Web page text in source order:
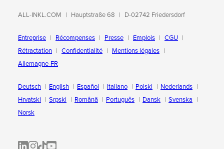
ALL-INKL.COM Hauptstraße 68 D-02742 Friedersdorf
Entreprise Récompenses Presse Emplois
CGU
Rétractation
Confidentialité
Mentions légales
Allemagne-FR
Deutsch English Español Italiano Polski
Nederlands
Hrvatski
Srpski Română Português Dansk
Svenska
Norsk
ALL-INKL.COM | LinkedIn
ALL-INKL.COM • Instagram photos and videos
ALL-INKL.COM | TikTok
ALLINKL.COM - YouTube